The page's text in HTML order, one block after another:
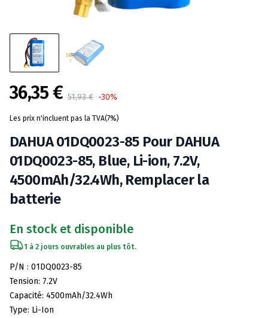
Product information
36,35 € 51,93 € -30%
Les prix n'incluent pas la TVA(7%)
DAHUA 01DQ0023-85 Pour DAHUA
01DQ0023-85, Blue, Li-ion, 7.2V,
4500mAh/32.4Wh, Remplacer la
batterie
En stock et disponible
1 à 2 jours ouvrables au plus tôt.
Spécifications de la batterie
P/N : 01DQ0023-85
Tension: 7.2V
Capacité: 4500mAh/32.4Wh
Type: Li-Ion